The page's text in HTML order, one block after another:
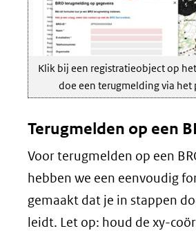
Klik bij een registratieobject op
doe een terugmelding via
Terugmelden op een
Voor terugmelden op een
hebben we een eenvoudig
gemaakt dat je in stappen
leidt. Let op: houd de xy-